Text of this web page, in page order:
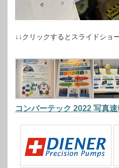
↓↓クリックするとスライドショ
コンバーテック 2022 写真